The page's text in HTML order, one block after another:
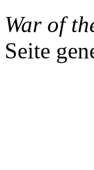
War of
Seite